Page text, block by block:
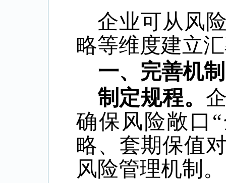
企业可从风
略等维度建立
一、完善机制
制定规程。
确保风险敞口
略、套期保值
风险管理机制。